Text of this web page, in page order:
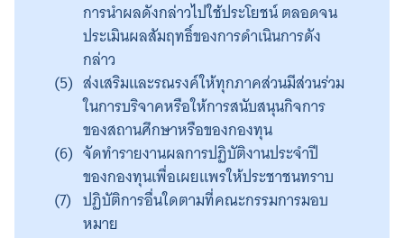
การนำผลดังกล่าวไปใช้ประโยชน์ ตลอดจน
ประเมินผลสัมฤทธิ์ของการดำเนินการดัง
กล่าว
ส่งเสริมและรณรงค์ให้ทุกภาคส่วนมีส่วนร่วม
ในการบริจาคหรือให้การสนับสนุนกิจการ
ของสถานศึกษาหรือของกองทุน
จัดทำรายงานผลการปฏิบัติงานประจำปี
ของกองทุนเพื่อเผยแพรให้ประชาชนทราบ
ปฏิบัติการอื่นใดตามที่คณะกรรมการมอบ
หมาย